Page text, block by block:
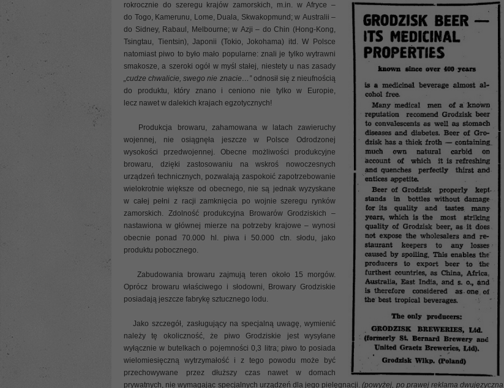
rokrocznie do szeregu krajów zamorskich, m.in. w Afryce –
do Togo, Kamerunu, Lome, Duala, Skwakopmund; w Australii –
do Sidney, Rabaul, Melbourne; w Azji – do Chin (Hong-Kong,
Tsingtau, Tientsin), Japonii (Tokio, Jokohama) itd. W Polsce
natomiast piwo to było mało popularne: znali je tylko wytrawni
smakosze, a szeroki ogół w myśl stałej, niestety u nas zasady
„cudze chwalicie, swego nie znacie…”odnosił się z nieufnością
do produktu, który znano i ceniono nie tylko w Europie,
lecz nawet w dalekich krajach egzotycznych!
Produkcja browaru, zahamowana w latach zawieruchy
wojennej, nie osiągnęła jeszcze w Polsce Odrodzonej
wysokości przedwojennej. Obecne możliwości produkcyjne
browaru, dzięki zastosowaniu na wskroś nowoczesnych
urządzeń technicznych, pozwalają zaspokoić zapotrzebowanie
wielokrotnie większe od obecnego, nie są jednak wyzyskane
w całej pełni z racji zamknięcia po wojnie szeregu rynków
zamorskich. Zdolność produkcyjna Browarów Grodziskich –
nastawiona w głównej mierze na potrzeby krajowe – wynosi
obecnie ponad 70.000 hl. piwa i 50.000 ctn. słodu, jako
produktu pobocznego.
Zabudowania browaru zajmują teren około 15 morgów.
Oprócz browaru właściwego i słodowni, Browary Grodziskie
posiadają jeszcze fabrykę sztucznego lodu.
Jako szczegół, zasługujący na specjalną uwagę, wymienić
należy tę okoliczność, że piwo Grodziskie jest wysyłane
wyłącznie w butelkach o pojemności 0,3 litra; piwo to posiada
wielomiesięczną wytrzymałość i z tego powodu może być
przechowywane przez dłuższy czas nawet w domach
prywatnych, nie wymagając specjalnych urządzeń dla jego pielęgnacji.(powyżej, po prawej reklama dwujęzyczna